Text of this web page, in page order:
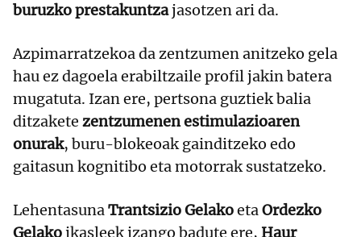
buruzko prestakuntzajasotzen ari da.
Azpimarratzekoa da zentzumen anitzeko gela
hau ez dagoela erabiltzaile profil jakin batera
mugatuta. Izan ere, pertsona guztiek balia
ditzakete zentzumenen estimulazioaren
onurak, buru-blokeoak gainditzeko edo
gaitasun kognitibo eta motorrak sustatzeko.
LehentasunaTrantsizio GelakoetaOrdezko
Gelakoikasleek izango badute ere, Haur